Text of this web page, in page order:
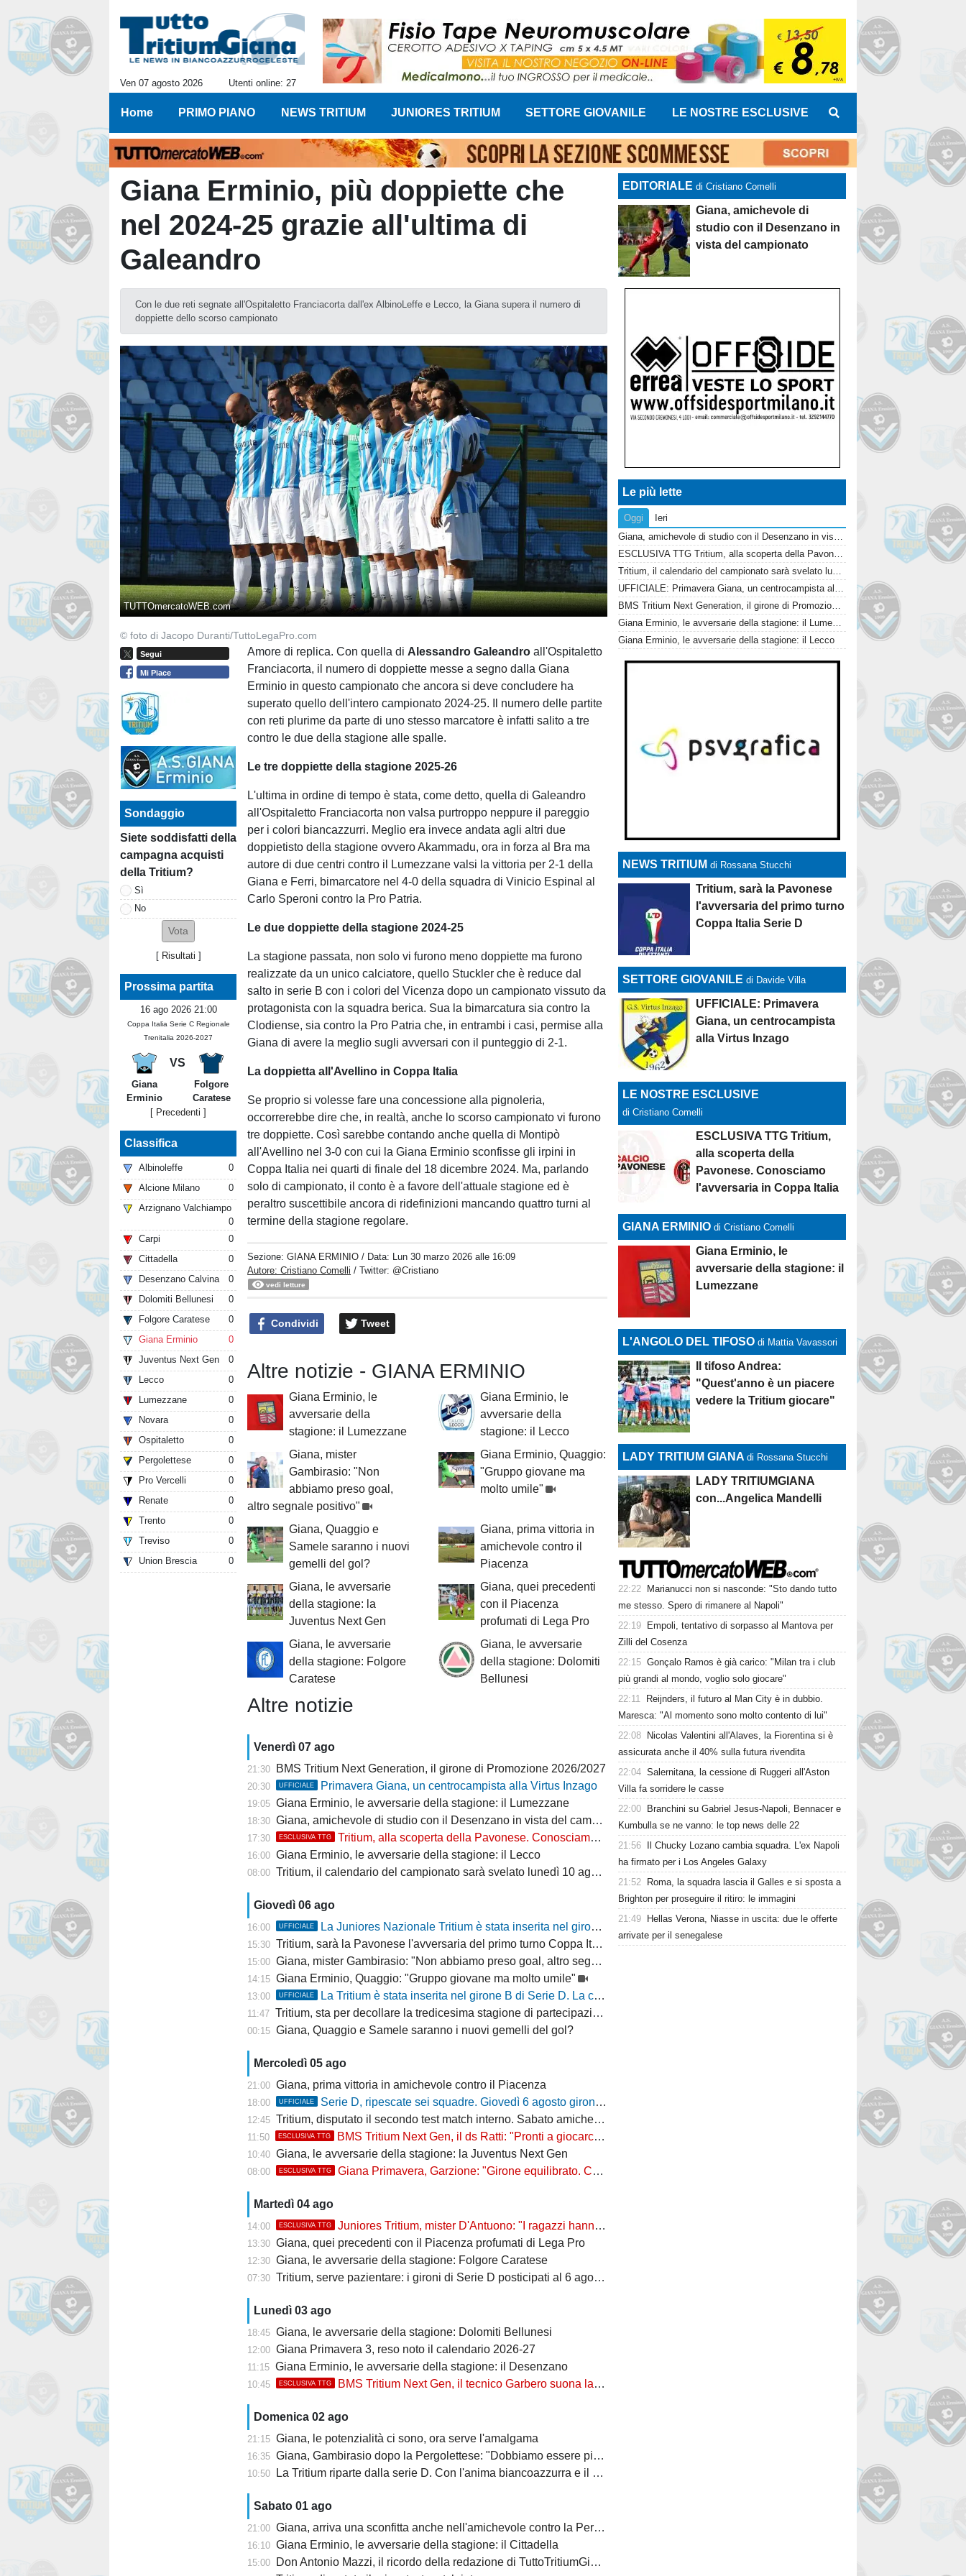
Ven 07 agosto 2026 Utenti online: 27
Home PRIMO PIANO NEWS TRITIUM JUNIORES TRITIUM SETTORE GIOVANILE LE NOSTRE ESCLUSIVE
Giana Erminio, più doppiette che
nel 2024-25 grazie all'ultima di
Galeandro
Con le due reti segnate all'Ospitaletto Franciacorta dall'ex AlbinoLeffe e Lecco, la Giana supera il numero di
doppiette dello scorso campionato
TUTTOmercatoWEB.com
© foto di Jacopo Duranti/TuttoLegaPro.com
Segui
Mi Piace
Sondaggio
Siete soddisfatti della
campagna acquisti
della Tritium?
Sì
No
[ Risultati ]
Prossima partita
16 ago 2026 21:00
Coppa Italia Serie C Regionale
Trenitalia 2026-2027
VS
Giana
Erminio
Folgore
Caratese
[ Precedenti ]
Classifica
Albinoleffe
0
Alcione Milano
0
Arzignano Valchiampo
0
Carpi
0
Cittadella
0
Desenzano Calvina
0
Dolomiti Bellunesi
0
Folgore Caratese
0
Giana Erminio
0
Juventus Next Gen
0
Lecco
0
Lumezzane
0
Novara
0
Ospitaletto
0
Pergolettese
0
Pro Vercelli
0
Renate
0
Trento
0
Treviso
0
Union Brescia
0
Amore di replica. Con quella di Alessandro Galeandro all'Ospitaletto
Franciacorta, il numero di doppiette messe a segno dalla Giana
Erminio in questo campionato che ancora si deve concludere ha
superato quello dell'intero campionato 2024-25. Il numero delle partite
con reti plurime da parte di uno stesso marcatore è infatti salito a tre
contro le due della stagione alle spalle.
Le tre doppiette della stagione 2025-26
L'ultima in ordine di tempo è stata, come detto, quella di Galeandro
all'Ospitaletto Franciacorta non valsa purtroppo neppure il pareggio
per i colori biancazzurri. Meglio era invece andata agli altri due
doppietisto della stagione ovvero Akammadu, ora in forza al Bra ma
autore di due centri contro il Lumezzane valsi la vittoria per 2-1 della
Giana e Ferri, bimarcatore nel 4-0 della squadra di Vinicio Espinal al
Carlo Speroni contro la Pro Patria.
Le due doppiette della stagione 2024-25
La stagione passata, non solo vi furono meno doppiette ma furono
realizzate da un unico calciatore, quello Stuckler che è reduce dal
salto in serie B con i colori del Vicenza dopo un campionato vissuto da
protagonista con la squadra berica. Sua la bimarcatura sia contro la
Clodiense, sia contro la Pro Patria che, in entrambi i casi, permise alla
Giana di avere la meglio sugli avversari con il punteggio di 2-1.
La doppietta all'Avellino in Coppa Italia
Se proprio si volesse fare una concessione alla pignoleria,
occorrerebbe dire che, in realtà, anche lo scorso campionato vi furono
tre doppiette. Così sarebbe contando anche quella di Montipò
all'Avellino nel 3-0 con cui la Giana Erminio sconfisse gli irpini in
Coppa Italia nei quarti di finale del 18 dicembre 2024. Ma, parlando
solo di campionato, il conto è a favore dell'attuale stagione ed è
peraltro suscettibile ancora di ridefinizioni mancando quattro turni al
termine della stagione regolare.
Sezione:GIANA ERMINIO / Data: Lun 30 marzo 2026 alle 16:09
Autore: Cristiano Comelli / Twitter: @Cristiano
vedi letture
Condividi Tweet
Altre notizie - GIANA ERMINIO
Giana Erminio, le
avversarie della
stagione: il Lumezzane
Giana Erminio, le
avversarie della
stagione: il Lecco
Giana, mister
Gambirasio: "Non
abbiamo preso goal,
altro segnale positivo"
Giana Erminio, Quaggio:
"Gruppo giovane ma
molto umile"
Giana, Quaggio e
Samele saranno i nuovi
gemelli del gol?
Giana, prima vittoria in
amichevole contro il
Piacenza
Giana, le avversarie
della stagione: la
Juventus Next Gen
Giana, quei precedenti
con il Piacenza
profumati di Lega Pro
Giana, le avversarie
della stagione: Folgore
Caratese
Giana, le avversarie
della stagione: Dolomiti
Bellunesi
Altre notizie
Venerdì 07 ago
21:30 BMS Tritium Next Generation, il girone di Promozione 2026/2027
20:30 UFFICIALE Primavera Giana, un centrocampista alla Virtus Inzago
19:05 Giana Erminio, le avversarie della stagione: il Lumezzane
18:30 Giana, amichevole di studio con il Desenzano in vista del campionato
17:30 ESCLUSIVA TTG Tritium, alla scoperta della Pavonese. Conosciamo l'avversaria in Coppa Italia
16:00 Giana Erminio, le avversarie della stagione: il Lecco
08:00 Tritium, il calendario del campionato sarà svelato lunedì 10 agosto
Giovedì 06 ago
16:00 UFFICIALE La Juniores Nazionale Tritium è stata inserita nel girone C
15:30 Tritium, sarà la Pavonese l'avversaria del primo turno Coppa Italia Serie D
15:00 Giana, mister Gambirasio: "Non abbiamo preso goal, altro segnale positivo"
14:15 Giana Erminio, Quaggio: "Gruppo giovane ma molto umile"
13:00 UFFICIALE La Tritium è stata inserita nel girone B di Serie D. La composizione delle squadre per la stagione 2026/27
11:47 Tritium, sta per decollare la tredicesima stagione di partecipazione alla D
00:15 Giana, Quaggio e Samele saranno i nuovi gemelli del gol?
Mercoledì 05 ago
21:00 Giana, prima vittoria in amichevole contro il Piacenza
18:00 UFFICIALE Serie D, ripescate sei squadre. Giovedì 6 agosto gironi e calendari del campionato 2026/27
12:45 Tritium, disputato il secondo test match interno. Sabato amichevole col Sant'Angelo
11:50 ESCLUSIVA TTG BMS Tritium Next Gen, il ds Ratti: "Pronti a giocarcela"
10:40 Giana, le avversarie della stagione: la Juventus Next Gen
08:00 ESCLUSIVA TTG Giana Primavera, Garzione: "Girone equilibrato. Ce la giochiamo"
Martedì 04 ago
14:00 ESCLUSIVA TTG Juniores Tritium, mister D'Antuono: "I ragazzi hanno già un'impostazione, l'obiettivo è cercare..."
13:30 Giana, quei precedenti con il Piacenza profumati di Lega Pro
12:30 Giana, le avversarie della stagione: Folgore Caratese
07:30 Tritium, serve pazientare: i gironi di Serie D posticipati al 6 agosto
Lunedì 03 ago
18:45 Giana, le avversarie della stagione: Dolomiti Bellunesi
12:00 Giana Primavera 3, reso noto il calendario 2026-27
11:15 Giana Erminio, le avversarie della stagione: il Desenzano
10:45 ESCLUSIVA TTG BMS Tritium Next Gen, il tecnico Garbero suona la carica per la prossima stagione: "Dovremo cercare di..."
Domenica 02 ago
21:15 Giana, le potenzialità ci sono, ora serve l'amalgama
16:35 Giana, Gambirasio dopo la Pergolettese: "Dobbiamo essere più cinici"
10:50 La Tritium riparte dalla serie D. Con l'anima biancoazzurra e il cuore di Trezzo sull'Adda
Sabato 01 ago
21:00 Giana, arriva una sconfitta anche nell'amichevole contro la Pergolettese
16:10 Giana Erminio, le avversarie della stagione: il Cittadella
15:00 Don Antonio Mazzi, il ricordo della redazione di TuttoTritiumGiana
EDITORIALE di Cristiano Comelli
Giana, amichevole di
studio con il Desenzano in
vista del campionato
Le più lette
Oggi
Ieri
Giana, amichevole di studio con il Desenzano in vista del campionato
ESCLUSIVA TTG Tritium, alla scoperta della Pavonese. Conosciamo l'avversaria in Coppa Italia
Tritium, il calendario del campionato sarà svelato lunedì 10 agosto
UFFICIALE: Primavera Giana, un centrocampista alla Virtus Inzago
BMS Tritium Next Generation, il girone di Promozione 2026/2027
Giana Erminio, le avversarie della stagione: il Lumezzane
Giana Erminio, le avversarie della stagione: il Lecco
NEWS TRITIUM di Rossana Stucchi
Tritium, sarà la Pavonese
l'avversaria del primo turno
Coppa Italia Serie D
SETTORE GIOVANILE di Davide Villa
UFFICIALE: Primavera
Giana, un centrocampista
alla Virtus Inzago
LE NOSTRE ESCLUSIVE
di Cristiano Comelli
ESCLUSIVA TTG Tritium,
alla scoperta della
Pavonese. Conosciamo
l'avversaria in Coppa Italia
GIANA ERMINIO di Cristiano Comelli
Giana Erminio, le
avversarie della stagione: il
Lumezzane
L'ANGOLO DEL TIFOSO di Mattia Vavassori
Il tifoso Andrea:
"Quest'anno è un piacere
vedere la Tritium giocare"
LADY TRITIUM GIANA di Rossana Stucchi
LADY TRITIUMGIANA
con...Angelica Mandelli
22:22
Marianucci non si nasconde: "Sto dando tutto
me stesso. Spero di rimanere al Napoli"
22:19
Empoli, tentativo di sorpasso al Mantova per
Zilli del Cosenza
22:15 Gonçalo Ramos è già carico: "Milan tra i club
più grandi al mondo, voglio solo giocare"
22:11
Reijnders, il futuro al Man City è in dubbio.
Maresca: "Al momento sono molto contento di lui"
22:08
Nicolas Valentini all'Alaves, la Fiorentina si è
assicurata anche il 40% sulla futura rivendita
22:04 Salernitana, la cessione di Ruggeri all'Aston
Villa fa sorridere le casse
22:00
Branchini su Gabriel Jesus-Napoli, Bennacer e
Kumbulla se ne vanno: le top news delle 22
21:56
Il Chucky Lozano cambia squadra. L'ex Napoli
ha firmato per i Los Angeles Galaxy
21:52
Roma, la squadra lascia il Galles e si sposta a
Brighton per proseguire il ritiro: le immagini
21:49
Hellas Verona, Niasse in uscita: due le offerte
arrivate per il senegalese